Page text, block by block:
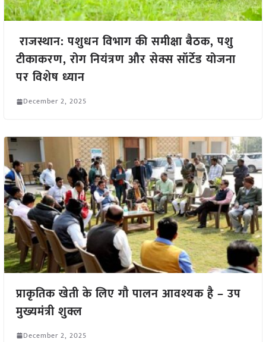
राजस्थान: पशुधन विभाग की समीक्षा बैठक, पशु
टीकाकरण, रोग नियंत्रण और सेक्स सॉर्टेड योजना
पर विशेष ध्यान
December 2, 2025
प्राकृतिक खेती के लिए गौ पालन आवश्यक है – उप
मुख्यमंत्री शुक्ल
December 2, 2025